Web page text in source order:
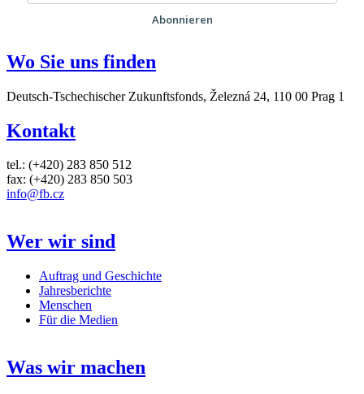
Abonnieren
Wo Sie uns finden
Deutsch-Tschechischer Zukunftsfonds, Železná 24, 110 00 Prag 1
Kontakt
tel.: (+420) 283 850 512
fax: (+420) 283 850 503
info@fb.cz
Wer wir sind
Auftrag und Geschichte
Jahresberichte
Menschen
Für die Medien
Was wir machen